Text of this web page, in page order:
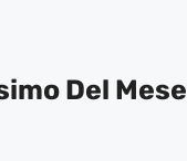
Del Mese